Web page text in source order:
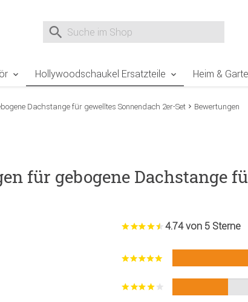
Suche nach
Hollywoodschaukel Ersatzteile Heim &
Dachstange für gewelltes Sonnendach 2er-Set Bewertungen
für gebogene Dachstange
4.74 von 5 Sterne